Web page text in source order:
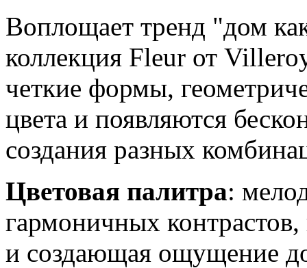
Воплощает тренд "дом
коллекция Fleur от
четкие формы,
цвета и появляются
создания разных
Цветовая палитра:
гармоничных
и создающая ощущение